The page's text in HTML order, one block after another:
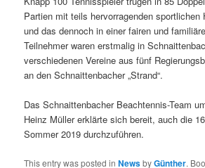
Partien mit teils hervorragenden sportlichen
und das dennoch in einer fairen und
Teilnehmer waren erstmalig in
verschiedenen Vereine aus fünf
an den Schnaittenbacher „Strand“.
Das Schnaittenbacher Beachtennis-Team
Heinz Müller erklärte sich bereit, auch die
Sommer 2019 durchzuführen.
This entry was posted inNewsbyGünther.